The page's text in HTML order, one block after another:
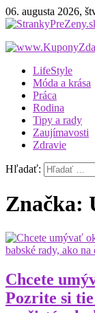
06. augusta 2026,
StrankyPreZeny.sk
Webový magazín
LifeStyle
Móda a krása
Práca
Rodina
Tipy a rady
Zaujímavosti
Zdravie
Hľadať:
Značka:
Chcete
Pozrite si